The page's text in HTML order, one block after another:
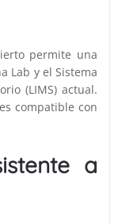
permite una
Lab y el Sistema
(LIMS) actual.
compatible con
a